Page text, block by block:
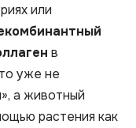
или
в
уже не
а животный
растения как